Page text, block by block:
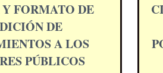
FORMATO DE
DE
A LOS
PÚBLICOS